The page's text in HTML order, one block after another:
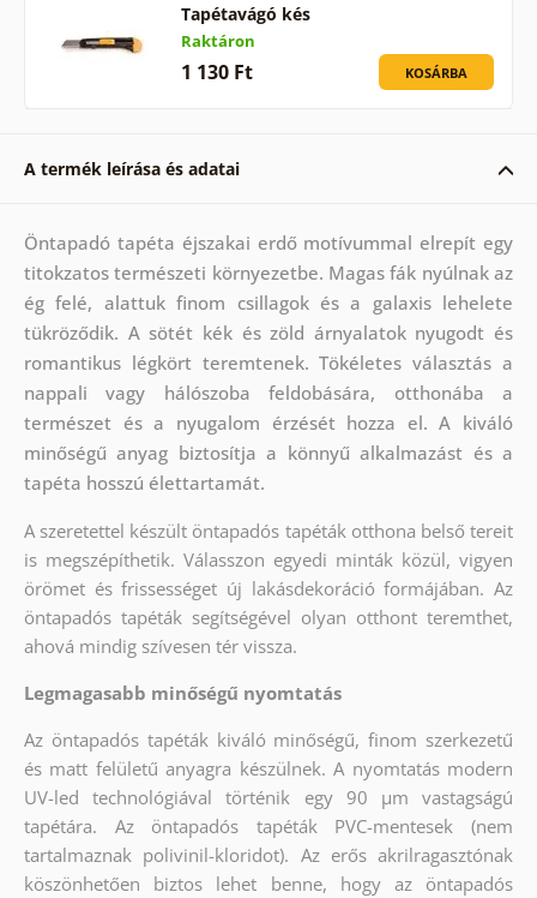
Tapétavágó kés
Raktáron
1 130 Ft KOSÁRBA
A termék leírása és adatai
Öntapadó tapéta éjszakai erdő motívummal elrepít egy
titokzatos természeti környezetbe. Magas fák nyúlnak az
ég felé, alattuk finom csillagok és a galaxis lehelete
tükröződik. A sötét kék és zöld árnyalatok nyugodt és
romantikus légkört teremtenek. Tökéletes választás a
nappali vagy hálószoba feldobására, otthonába a
természet és a nyugalom érzését hozza el. A kiváló
minőségű anyag biztosítja a könnyű alkalmazást és a
tapéta hosszú élettartamát.
A szeretettel készült öntapadós tapéták otthona belső tereit
is megszépíthetik. Válasszon egyedi minták közül, vigyen
örömet és frissességet új lakásdekoráció formájában. Az
öntapadós tapéták segítségével olyan otthont teremthet,
ahová mindig szívesen tér vissza.
Legmagasabb minőségű nyomtatás
Az öntapadós tapéták kiváló minőségű, finom szerkezetű
és matt felületű anyagra készülnek. A nyomtatás modern
UV-led technológiával történik egy 90 µm vastagságú
tapétára. Az öntapadós tapéták PVC-mentesek (nem
tartalmaznak polivinil-kloridot). Az erős akrilragasztónak
köszönhetően biztos lehet benne, hogy az öntapadós